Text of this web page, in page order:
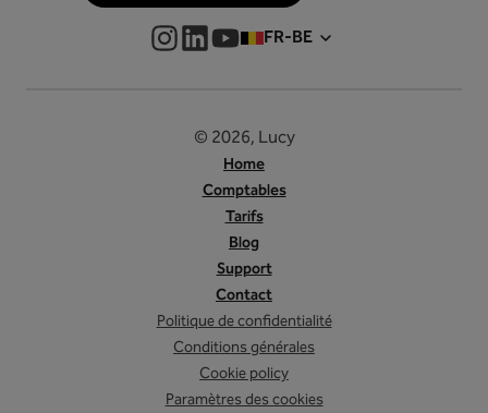
FR-BE
© 2026, Lucy
Home
Comptables
Tarifs
Blog
Support
Contact
Politique de confidentialité
Conditions générales
Cookie policy
Paramètres des cookies